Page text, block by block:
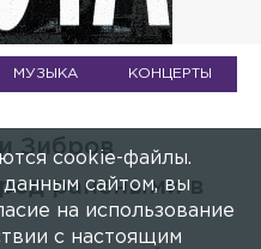
МУЗЫКА КОНЦЕРТЫ
Зибров
ранеными в
cookie-файлы.
сайтом, вы
на использование
с настоящим